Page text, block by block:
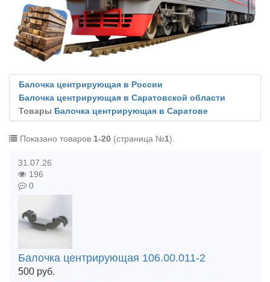
Балочка центрирующая в России
Балочка центрирующая в Саратовской области
Товары Балочка центрирующая в Саратове
Показано товаров 1-20 (страница №1).
31.07.26
196
0
Балочка центрирующая 106.00.011-2
500 руб.